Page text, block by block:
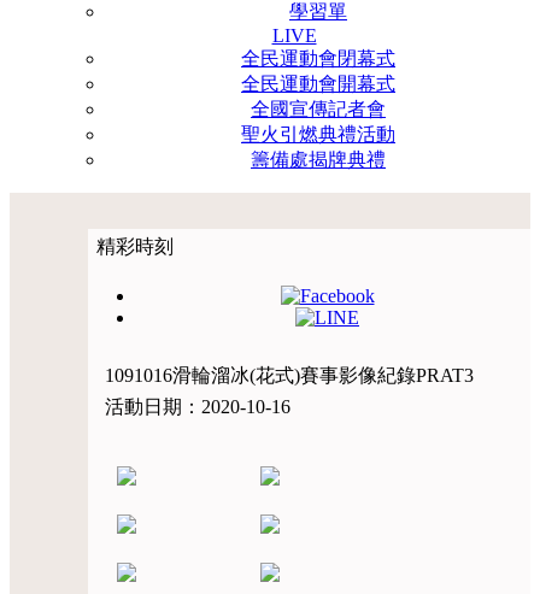
學習單
LIVE
全民運動會閉幕式
全民運動會開幕式
全國宣傳記者會
聖火引燃典禮活動
籌備處揭牌典禮
精彩時刻
1091016滑輪溜冰(花式)賽事影像紀錄PRAT3
活動日期：2020-10-16